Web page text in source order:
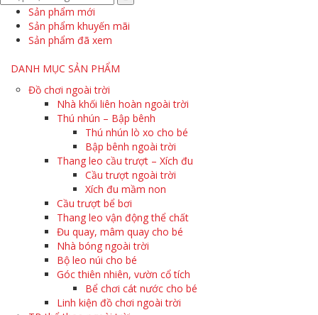
Sản phẩm mới
Sản phẩm khuyến mãi
Sản phẩm đã xem
DANH MỤC SẢN PHẨM
Đồ chơi ngoài trời
Nhà khối liên hoàn ngoài trời
Thú nhún – Bập bênh
Thú nhún lò xo cho bé
Bập bênh ngoài trời
Thang leo cầu trượt – Xích đu
Cầu trượt ngoài trời
Xích đu mầm non
Cầu trượt bể bơi
Thang leo vận động thể chất
Đu quay, mâm quay cho bé
Nhà bóng ngoài trời
Bộ leo núi cho bé
Góc thiên nhiên, vườn cổ tích
Bể chơi cát nước cho bé
Linh kiện đồ chơi ngoài trời